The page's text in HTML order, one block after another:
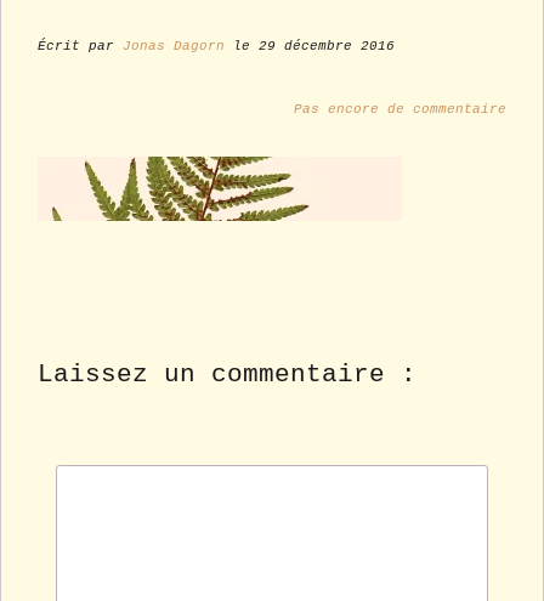
Écrit par Jonas Dagorn le 29 décembre 2016
Pas encore de commentaire
Laissez un commentaire :